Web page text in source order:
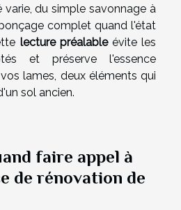
varie, du simple savonnage à
complet quand l'état
lecture préalableévite les
et préserve l'essence
lames, deux éléments qui
sol ancien.
faire appel à
de rénovation de